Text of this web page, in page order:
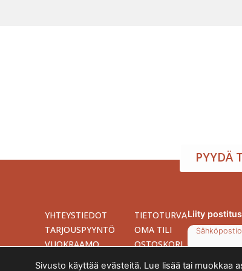
PYYDÄ
YHTEYSTIEDOT
TARJOUSPYYNTÖ
VUOKRAAMO
TIETOTURVA
OMA TILI
OSTOSKORI
Liity
Sivusto käyttää evästeitä. Lue lisää tai muokkaa